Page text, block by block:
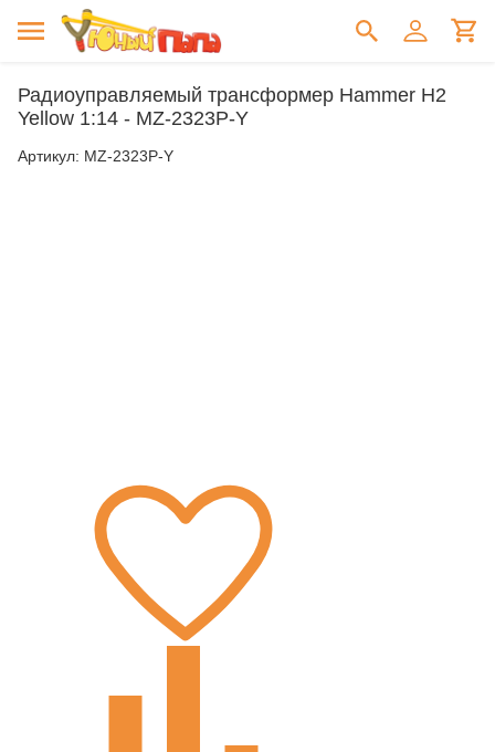
Радиоуправляемый трансформер Hammer H2
Yellow 1:14 - MZ-2323P-Y
Артикул: MZ-2323P-Y